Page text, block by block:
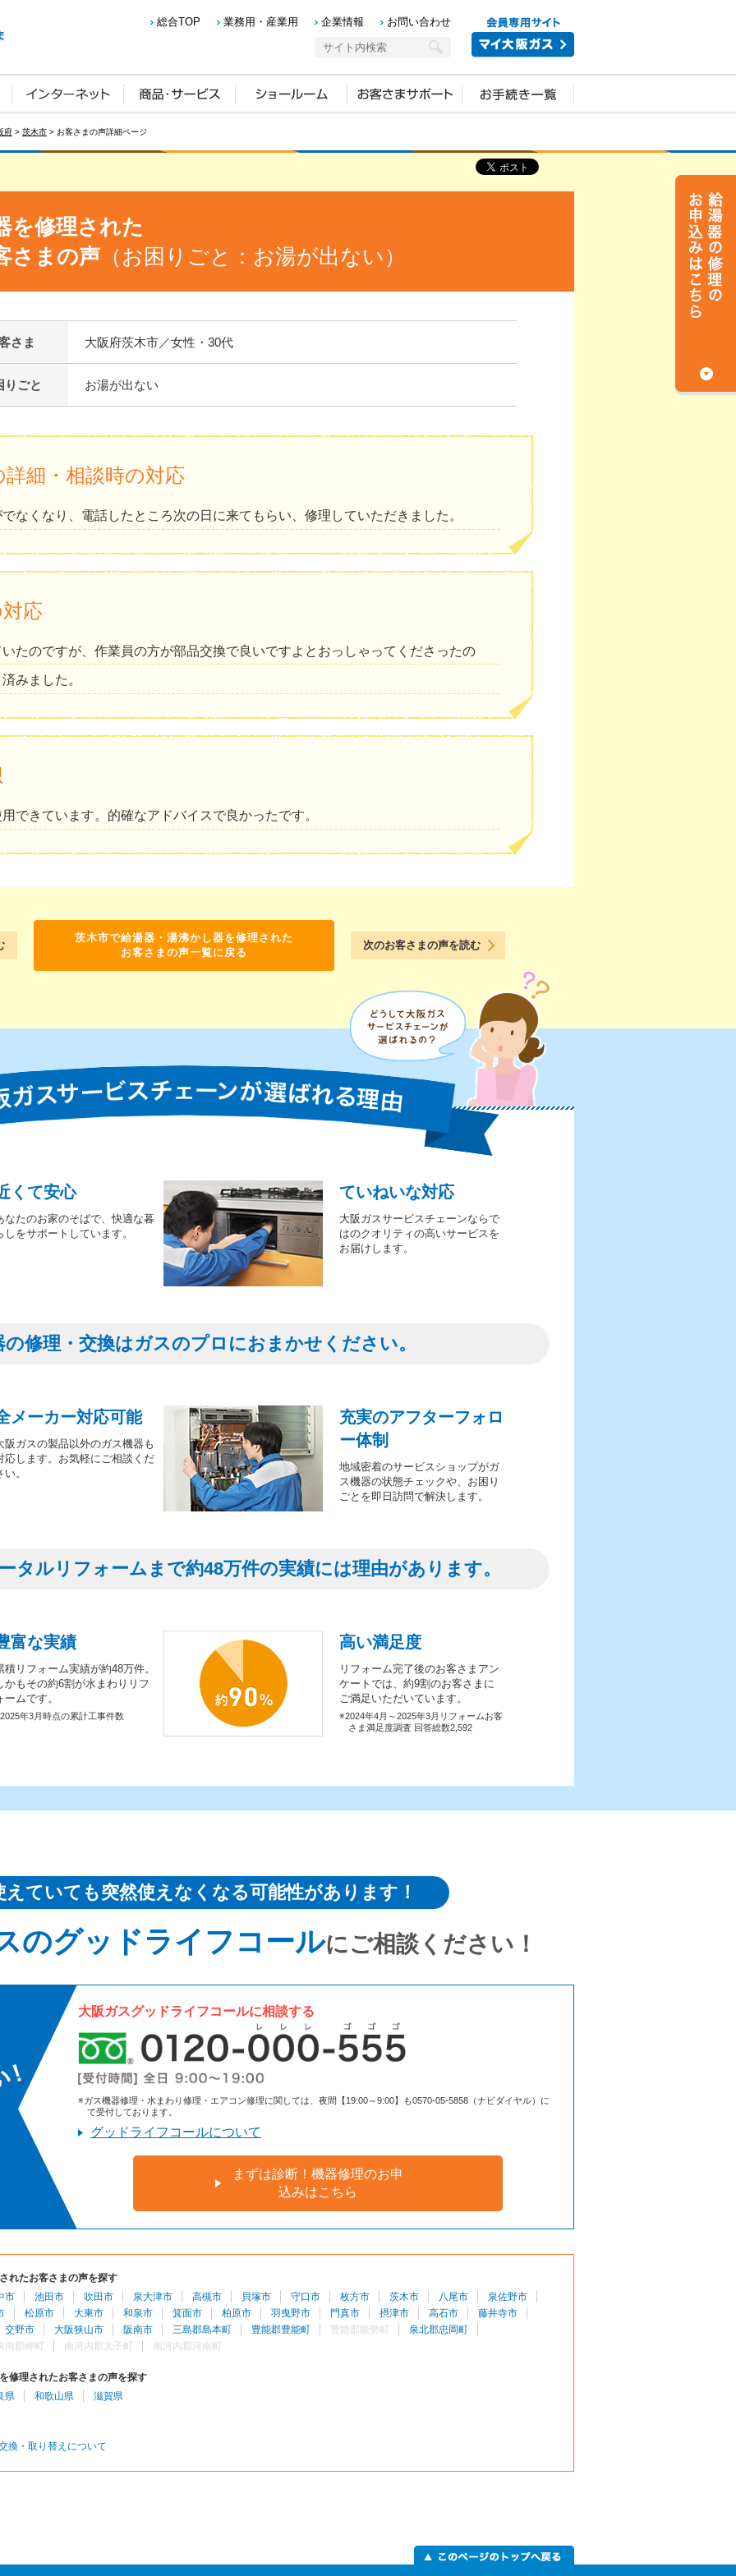
総合TOP 業務用・産業用 企業情報 お問い合わせ
府 > 茨木市 > お客さまの声詳細ページ
を修理された
さまの声 （お困りごと：お湯が出ない）
さま 大阪府茨木市／女性・30代
りごと お湯が出ない
細・相談時の対応
なくなり、電話したところ次の日に来てもらい、修理していただきました。
応
たのですが、作業員の方が部品交換で良いですよとおっしゃってくださったの
みました。
できています。的確なアドバイスで良かったです。
茨木市で給湯器・湯沸かし器を修理された
お客さまの声一覧に戻る
次のお客さまの声を読む
くて安心
なたのお家のそばで、快適な暮
しをサポートしています。
ていねいな対応
大阪ガスサービスチェーンならで
はのクオリティの高いサービスを
お届けします。
の修理・交換はガスのプロにおまかせください。
メーカー対応可能
阪ガスの製品以外のガス機器も
応します。お気軽にご相談くだ
い。
充実のアフターフォロ
ー体制
地域密着のサービスショップがガ
ス機器の状態チェックや、お困り
ごとを即日訪問で解決します。
タルリフォームまで約48万件の実績には理由があります。
富な実績
積リフォーム実績が約48万件。
かもその約6割が水まわりリフ
ームです。
年3月時点の累計工事件数
高い満足度
リフォーム完了後のお客さまアン
ケートでは、約9割のお客さまに
ご満足いただいています。
※2024年4月～2025年3月リフォームお客
さま満足度調査 回答総数2,592
えていても突然使えなくなる可能性があります！
のグッドライフコールにご相談ください！
大阪ガスグッドライフコールに相談する
※ガス機器修理・水まわり修理・エアコン修理に関しては、夜間【19:00～9:00】も0570-05-5858（ナビダイヤル）に
て受付しております。
グッドライフコールについて
まずは診断！機器修理のお申
込みはこちら
れたお客さまの声を探す
市
池田市 吹田市 泉大津市 高槻市 貝塚市 守口市 枚方市 茨木市 八尾市
泉佐野市
松原市 大東市 和泉市 箕面市 柏原市 羽曳野市 門真市 摂津市 高石市
藤井寺市
交野市
大阪狭山市 阪南市 三島郡島本町 豊能郡豊能町 豊能郡能勢町
泉北郡忠岡町
南郡岬町
南河内郡太子町 南河内郡河南町
修理されたお客さまの声を探す
県
和歌山県 滋賀県
換・取り替えについて